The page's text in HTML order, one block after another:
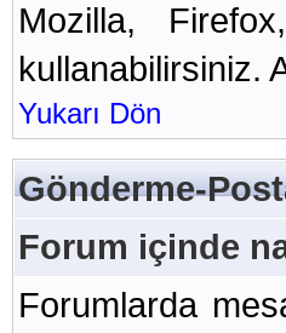
Mozilla,
kullanabilirsiniz.
Yukarı Dön
Gönderme-
Forum içinde
Forumlarda